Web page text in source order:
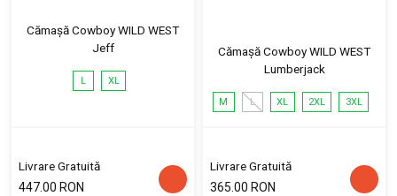
Cămașă Cowboy WILD WEST
Jeff
L XL
Livrare Gratuită
447.00 RON
Cămașă Cowboy WILD WEST
Lumberjack
M L XL 2XL 3XL
Livrare Gratuită
365.00 RON